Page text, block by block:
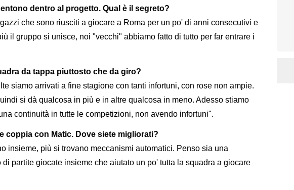
dentro al progetto. Qual è il segreto?
che sono riusciti a giocare a Roma per un po' di anni consecutivi e
il gruppo si unisce, noi "vecchi" abbiamo fatto di tutto per far entrare i
da tappa piuttosto che da giro?
siamo arrivati a fine stagione con tanti infortuni, con rose non ampie.
si dà qualcosa in più e in altre qualcosa in meno. Adesso stiamo
continuità in tutte le competizioni, non avendo infortuni".
coppia con Matic. Dove siete migliorati?
insieme, più si trovano meccanismi automatici. Penso sia una
partite giocate insieme che aiutato un po' tutta la squadra a giocare